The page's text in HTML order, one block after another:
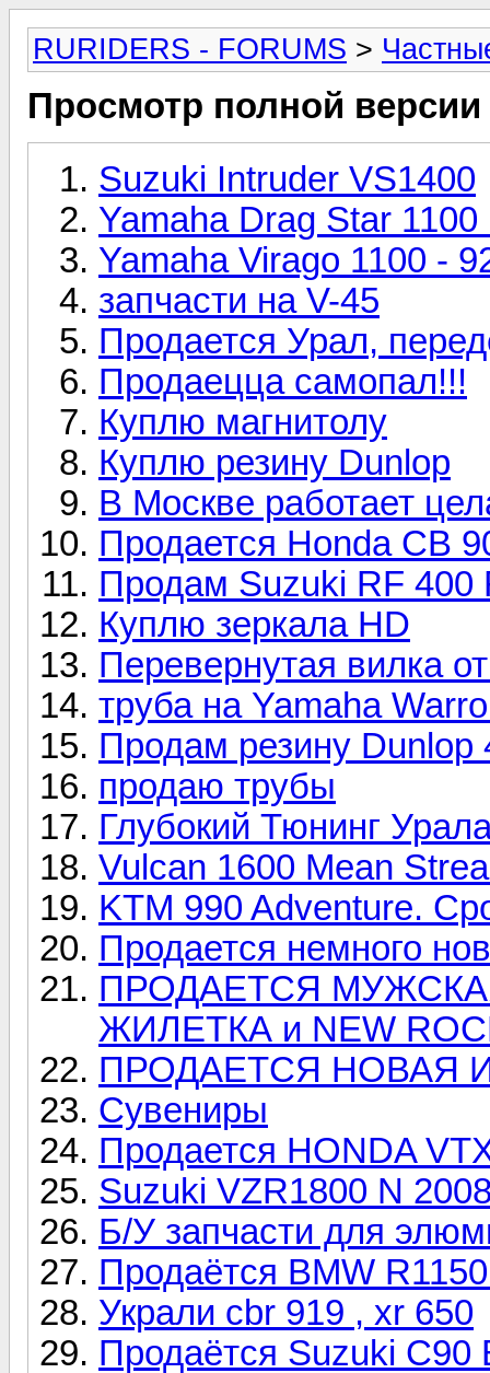
RURIDERS - FORUMS >
Просмотр полной
Suzuki Intruder VS1400
Yamaha Drag Star
Yamaha Virago 1100 -
запчасти на V-45
Продается Урал,
Продаецца самопал!!!
Куплю магнитолу
Куплю резину Dunlop
В Москве работает
Продается Honda CB
Продам Suzuki RF 400
Куплю зеркала HD
Перевернутая вилка
труба на Yamaha
Продам резину Dunlop
продаю трубы
Глубокий Тюнинг
Vulcan 1600 Mean
KTM 990 Adventure.
Продается немного
ПРОДАЕТСЯ
ЖИЛЕТКА и NEW
ПРОДАЕТСЯ НОВАЯ
Сувениры
Продается HONDA
Suzuki VZR1800 N
Б/У запчасти для
Продаётся BMW
Украли cbr 919 , xr 650
Продаётся Suzuki C90